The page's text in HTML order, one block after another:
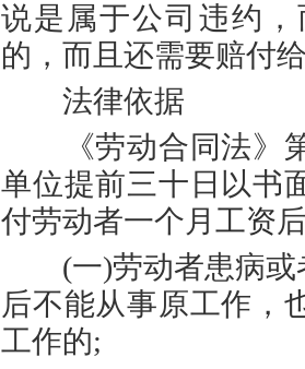
说是属于公司违约
的，而且还需要赔付
法律依据
《劳动合同法》第
单位提前三十日以书
付劳动者一个月 工资
(一)劳动者患病或
后不能从事原工作，
工作的;